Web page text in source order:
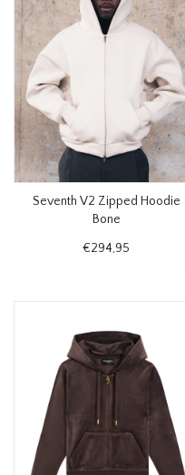
Seventh V2 Zipped Hoodie
Bone
€294,95